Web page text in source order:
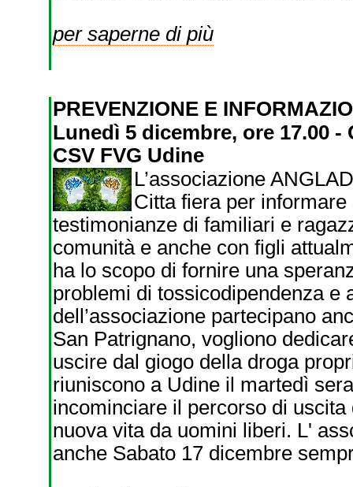
per saperne di più
PREVENZIONE E
Lunedì 5 dicembre, ore 17.00
CSV FVG Udine
L’associazione
Citta fiera per
testimonianze di familiari e
comunità e anche con figli
ha lo scopo di fornire una
problemi di tossicodipendenza e
dell’associazione partecipano
San Patrignano, vogliono
uscire dal giogo della droga
riuniscono a Udine il martedì
incominciare il percorso di
nuova vita da uomini liberi. L'
anche Sabato 17 dicembre